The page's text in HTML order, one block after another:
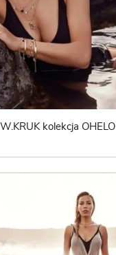
W.KRUK kolekcja OHELO